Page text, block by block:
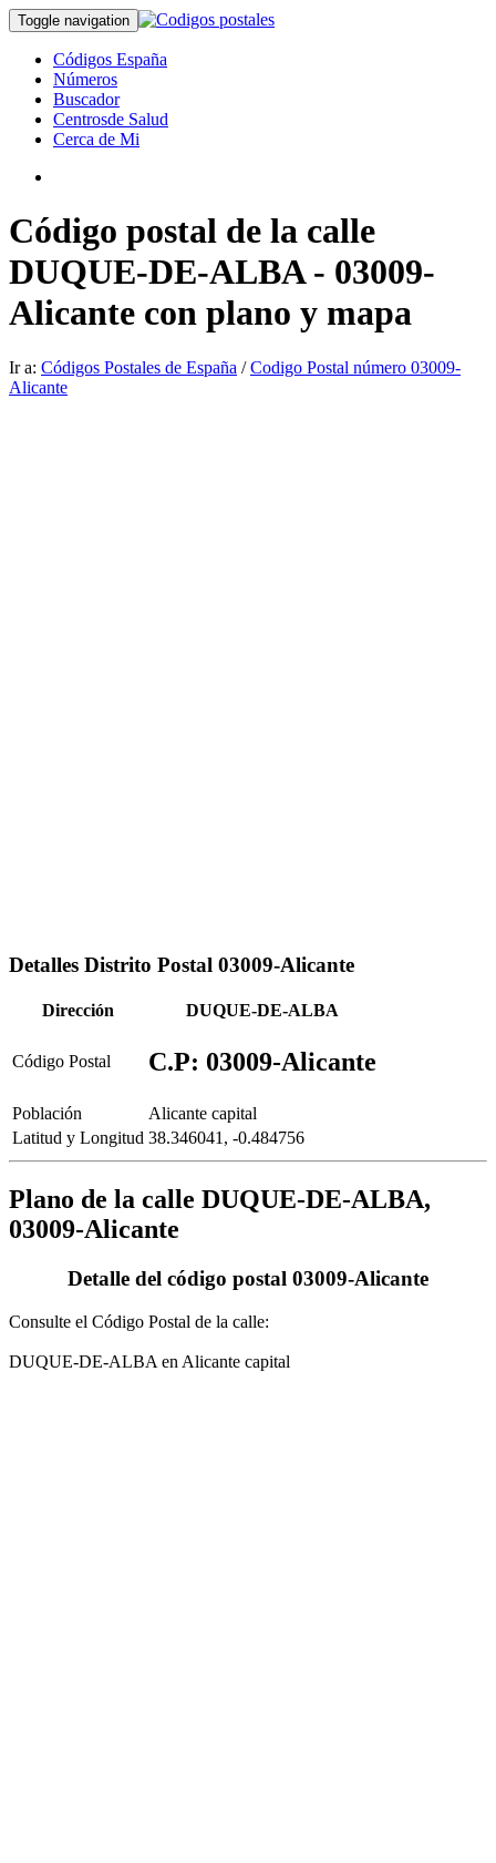
Toggle navigation
Códigos España
Números
Buscador
Centrosde Salud
Cerca de Mi
Código postal de la calle
DUQUE-DE-ALBA - 03009-
Alicante con plano y mapa
Ir a: Códigos Postales de España /Codigo Postal número 03009-
Alicante
Detalles Distrito Postal 03009-Alicante
Dirección DUQUE-DE-ALBA
Código Postal C.P: 03009-Alicante
Población
Alicante capital
Latitud y Longitud 38.346041, -0.484756
Plano de la calle DUQUE-DE-ALBA,
03009-Alicante
Detalle del código postal 03009-Alicante
Consulte el Código Postal de la calle:
DUQUE-DE-ALBA en Alicante capital